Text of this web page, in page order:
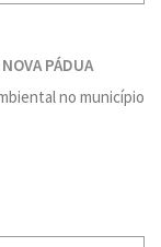
PÁDUA
no município